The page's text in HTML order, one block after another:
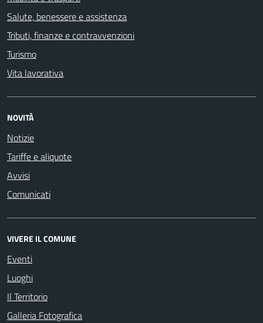
Salute, benessere e assistenza
Tributi, finanze e contravvenzioni
Turismo
Vita lavorativa
NOVITÀ
Notizie
Tariffe e aliquote
Avvisi
Comunicati
VIVERE IL COMUNE
Eventi
Luoghi
Il Territorio
Galleria Fotografica